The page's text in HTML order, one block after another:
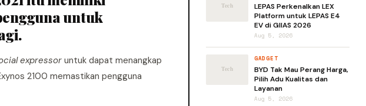
untuk
expressor untuk dapat menangkap
2100 memastikan pengguna
LEPAS Perkenalkan LEX
Platform untuk LEPAS E4
EV di GIIAS 2026
Aug 5, 2026
GADGET
BYD Tak Mau Perang Harga,
Pilih Adu Kualitas dan
Layanan
Aug 5, 2026